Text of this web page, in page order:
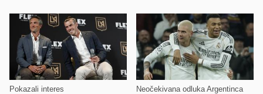
Pokazali interes Neočekivana odluka Argentinca